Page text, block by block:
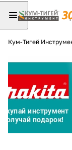
Кум-Тигей
Разбейте
оплату
без